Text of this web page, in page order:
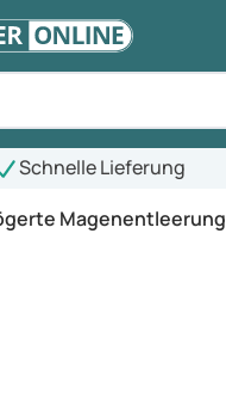
Lieferung
Magenentleerung